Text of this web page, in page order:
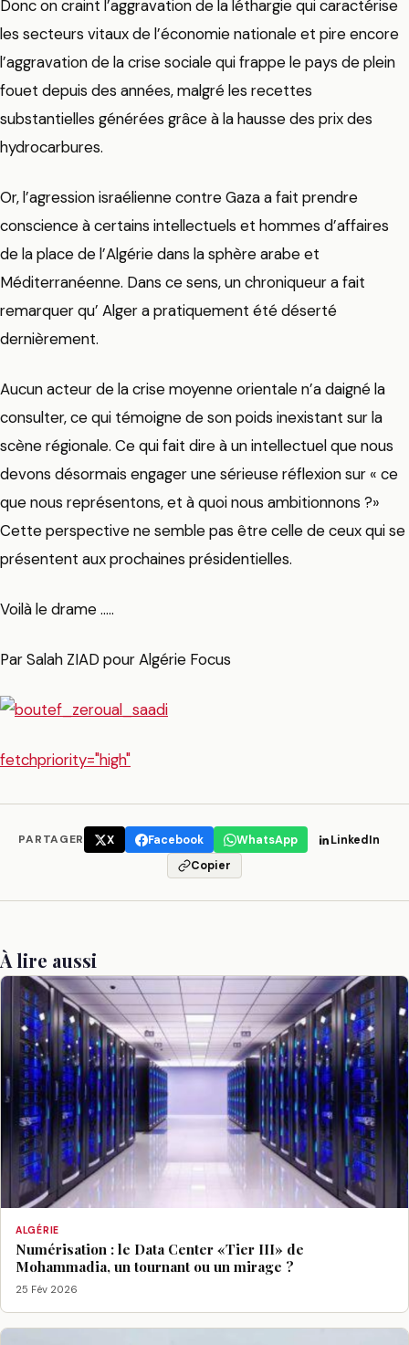
Donc on craint l’aggravation de la léthargie qui caractérise
les secteurs vitaux de l’économie nationale et pire encore
l’aggravation de la crise sociale qui frappe le pays de plein
fouet depuis des années, malgré les recettes
substantielles générées grâce à la hausse des prix des
hydrocarbures.
Or, l’agression israélienne contre Gaza a fait prendre
conscience à certains intellectuels et hommes d’affaires
de la place de l’Algérie dans la sphère arabe et
Méditerranéenne. Dans ce sens, un chroniqueur a fait
remarquer qu’ Alger a pratiquement été déserté
dernièrement.
Aucun acteur de la crise moyenne orientale n’a daigné la
consulter, ce qui témoigne de son poids inexistant sur la
scène régionale. Ce qui fait dire à un intellectuel que nous
devons désormais engager une sérieuse réflexion sur « ce
que nous représentons, et à quoi nous ambitionnons ?»
Cette perspective ne semble pas être celle de ceux qui se
présentent aux prochaines présidentielles.
Voilà le drame …..
Par Salah ZIAD pour Algérie Focus
fetchpriority="high"
PARTAGER X Facebook WhatsApp
LinkedIn
Copier
À lire aussi
ALGÉRIE
Numérisation : le Data Center «Tier III» de
Mohammadia, un tournant ou un mirage ?
25 Fév 2026